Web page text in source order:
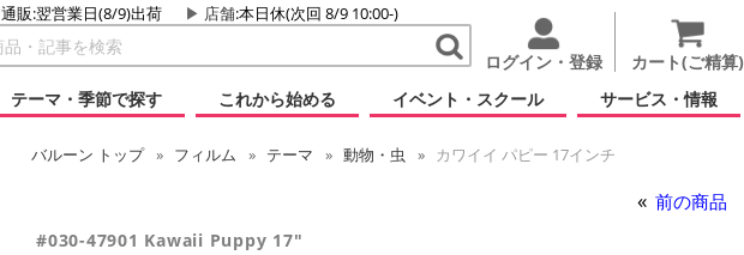
通販:翌営業日(8/9)出荷 店舗:本日休(次回 8/9 10:00-)
ログイン・登録 カート(ご精算)
テーマ・季節で探す
これから始める イベント・スクール サービス・情報
バルーン トップ フィルム テーマ 動物・虫 カワイイ パピー 17インチ
前の商品
#030-47901 Kawaii Puppy 17"